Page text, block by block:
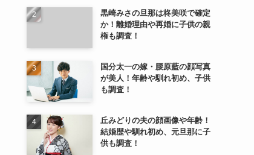
黒崎みさの旦那は柊美咲で確定
か！離婚理由や再婚に子供の親
権も調査！
国分太一の嫁・腰原藍の顔写真
が美人！年齢や馴れ初め、子供
も調査！
丘みどりの夫の顔画像や年齢！
結婚歴や馴れ初め、元旦那に子
供も調査！